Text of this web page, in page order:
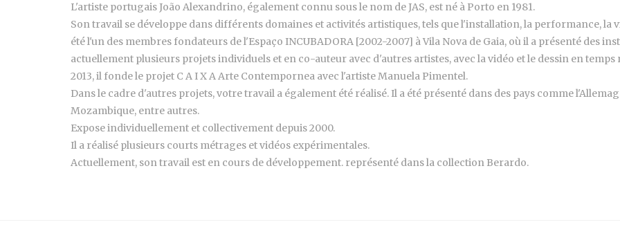
L'artiste portugais João Alexandrino, également connu sous le nom de JAS, est né à Porto en 1981.
Son travail se développe dans différents domaines et activités artistiques, tels que l'installation, la performance, la
été l'un des membres fondateurs de l'Espaço INCUBADORA [2002-2007] à Vila Nova de Gaia, où il a présenté des
actuellement plusieurs projets individuels et en co-auteur avec d'autres artistes, avec la vidéo et le dessin en
2013, il fonde le projet C A I X A Arte Contempornea avec l'artiste Manuela Pimentel.
Dans le cadre d'autres projets, votre travail a également été réalisé. Il a été présenté dans des pays comme
Mozambique, entre autres.
Expose individuellement et collectivement depuis 2000.
Il a réalisé plusieurs courts métrages et vidéos expérimentales.
Actuellement, son travail est en cours de développement. représenté dans la collection Berardo.